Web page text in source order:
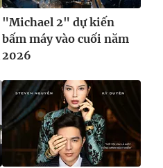
"Michael 2" dự kiến
bấm máy vào cuối năm
2026